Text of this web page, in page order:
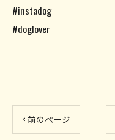
#instadog
#doglover
< 前のページ